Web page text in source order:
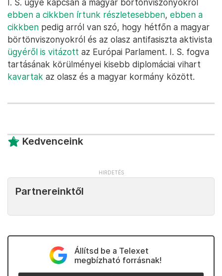
I. S. ügye kapcsán a magyar börtönviszonyokról
ebben a cikkben írtunk részletesebben, ebben a
cikkben pedig arról van szó, hogy hétfőn a magyar
börtönviszonyokról és az olasz antifasiszta aktivista
ügyéről is vitázott az Európai Parlament. I. S. fogva
tartásának körülményei kisebb diplomáciai vihart
kavartak az olasz és a magyar kormány között.
Kedvenceink
Partnereinktől
Állítsd be a Telexet
megbízható forrásnak!